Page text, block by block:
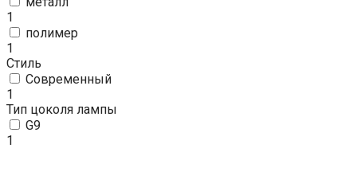
1
полимер
1
Стиль
Современный
1
Тип цоколя лампы
G9
1